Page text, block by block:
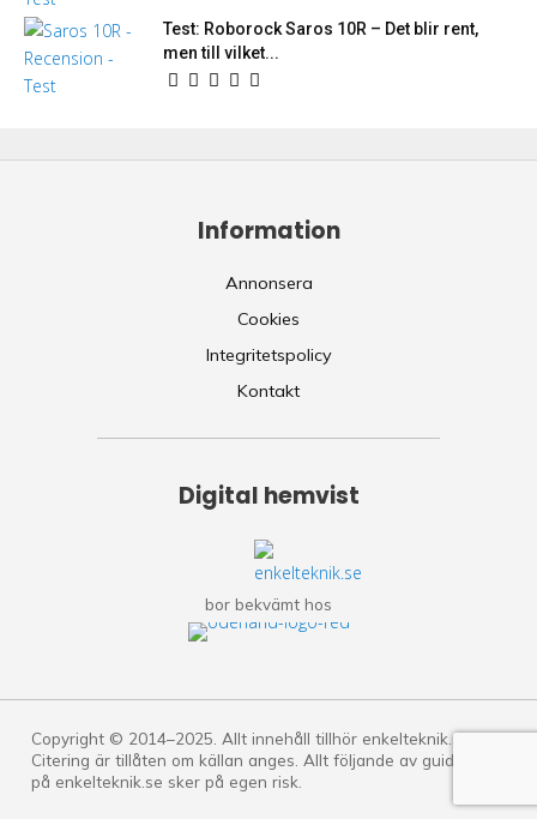
Test: Roborock Saros 10R – Det blir rent,
men till vilket...
Information
Annonsera
Cookies
Integritetspolicy
Kontakt
Digital hemvist
bor bekvämt hos
Copyright © 2014–2025. Allt innehåll tillhör enkelteknik.se.
Citering är tillåten om källan anges. Allt följande av guiderna
på enkelteknik.se sker på egen risk.